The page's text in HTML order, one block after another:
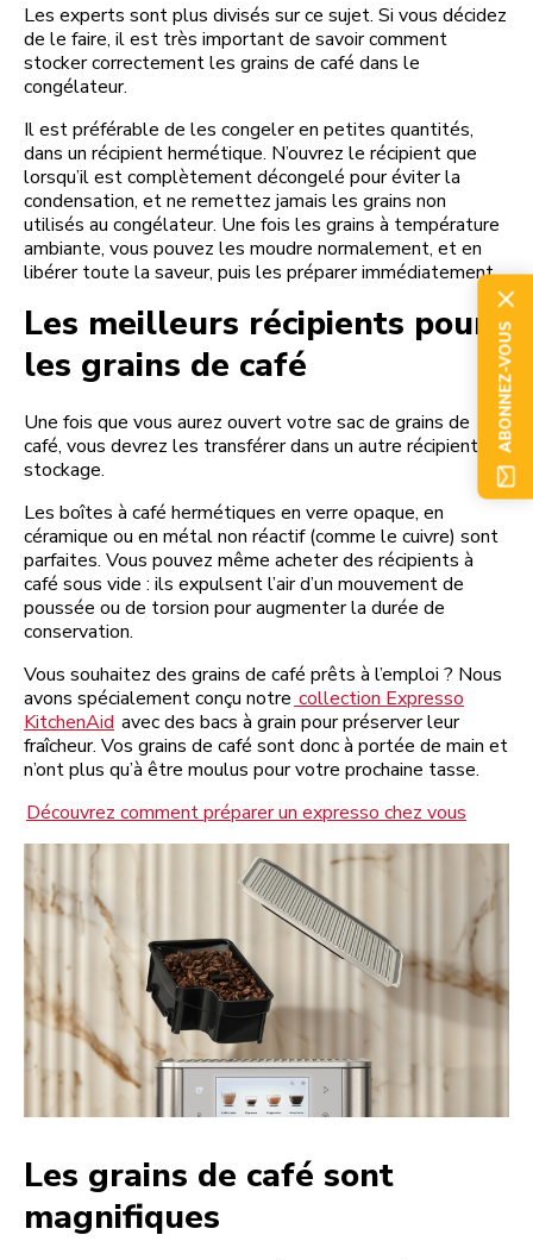
Les experts sont plus divisés sur ce sujet. Si vous décidez
de le faire, il est très important de savoir comment
stocker correctement les grains de café dans le
congélateur.
Il est préférable de les congeler en petites quantités,
dans un récipient hermétique. N’ouvrez le récipient que
lorsqu’il est complètement décongelé pour éviter la
condensation, et ne remettez jamais les grains non
utilisés au congélateur. Une fois les grains à température
ambiante, vous pouvez les moudre normalement, et en
libérer toute la saveur, puis les préparer immédiatement.
Les meilleurs récipients pour
les grains de café
Une fois que vous aurez ouvert votre sac de grains de
café, vous devrez les transférer dans un autre récipient de
stockage.
Les boîtes à café hermétiques en verre opaque, en
céramique ou en métal non réactif (comme le cuivre) sont
parfaites. Vous pouvez même acheter des récipients à
café sous vide : ils expulsent l’air d’un mouvement de
poussée ou de torsion pour augmenter la durée de
conservation.
Vous souhaitez des grains de café prêts à l’emploi ? Nous
avons spécialement conçu notre collection Expresso
KitchenAid avec des bacs à grain pour préserver leur
fraîcheur. Vos grains de café sont donc à portée de main et
n’ont plus qu’à être moulus pour votre prochaine tasse.
Découvrez comment préparer un expresso chez vous
Les grains de café sont
magnifiques
ABONNEZ-VOUS